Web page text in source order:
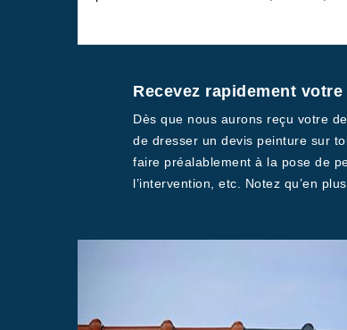
Recevez rapidement
Dès que nous aurons reçu votre
de dresser un devis peinture sur
faire préalablement à la pose de
l’intervention, etc. Notez qu’en